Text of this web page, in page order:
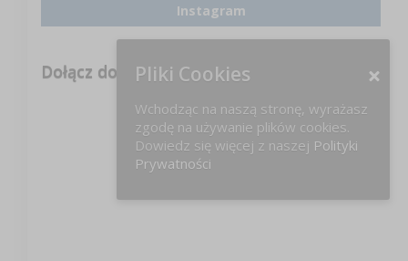
Instagram
Dołącz do nas na FB!
Pliki Cookies
Wchodząc na naszą stronę, wyrażasz
zgodę na używanie plików cookies.
Dowiedz się więcej z naszej Polityki
Prywatności